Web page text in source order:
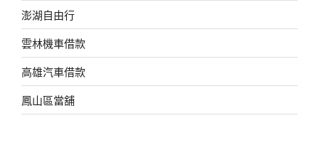
澎湖自由行
雲林機車借款
高雄汽車借款
鳳山區當舖